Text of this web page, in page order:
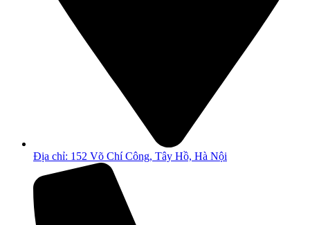
Địa chỉ: 152 Võ Chí Công, Tây Hồ, Hà Nội